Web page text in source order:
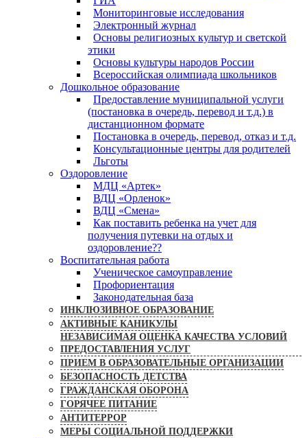
Мониторинговые исследования
Электронный журнал
Основы религиозных культур и светской
этики
Основы культуры народов России
Всероссийская олимпиада школьников
Дошкольное образование
Предоставление муниципальной услуги
(постановка в очередь, перевод и т.д.) в
дистанционном формате
Постановка в очередь, перевод, отказ и т.д.
Консультационные центры для родителей
Льготы
Оздоровление
МДЦ «Артек»
ВДЦ «Орленок»
ВДЦ «Смена»
Как поставить ребенка на учет для
получения путевки на отдых и
оздоровление??
Воспитательная работа
Ученическое самоуправление
Профориентация
Законодательная база
ИНКЛЮЗИВНОЕ ОБРАЗОВАНИЕ
АКТИВНЫЕ КАНИКУЛЫ
НЕЗАВИСИМАЯ ОЦЕНКА КАЧЕСТВА УСЛОВИЙ
ПРЕДОСТАВЛЕНИЯ УСЛУГ
ПРИЕМ В ОБРАЗОВАТЕЛЬНЫЕ ОРГАНИЗАЦИИ
БЕЗОПАСНОСТЬ ДЕТСТВА
ГРАЖДАНСКАЯ ОБОРОНА
ГОРЯЧЕЕ ПИТАНИЕ
АНТИТЕРРОР
МЕРЫ СОЦИАЛЬНОЙ ПОДДЕРЖКИ